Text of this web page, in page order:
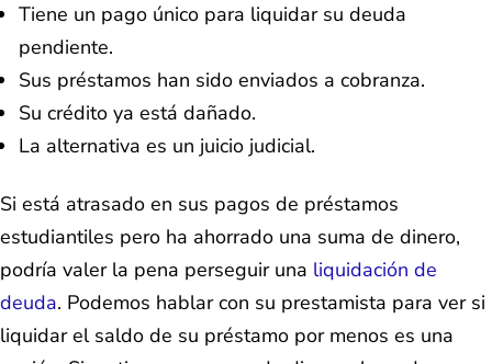
Tiene un pago único para liquidar su deuda
pendiente.
Sus préstamos han sido enviados a cobranza.
Su crédito ya está dañado.
La alternativa es un juicio judicial.
Si está atrasado en sus pagos de préstamos
estudiantiles pero ha ahorrado una suma de dinero,
podría valer la pena perseguir una liquidación de
deuda. Podemos hablar con su prestamista para ver si
liquidar el saldo de su préstamo por menos es una